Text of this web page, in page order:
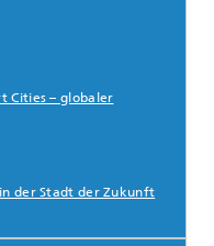
Cities – globaler
der Stadt der Zukunft